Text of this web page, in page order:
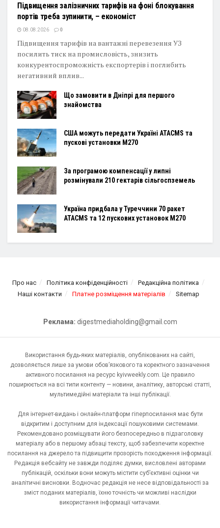
Підвищення залізничних тарифів на фоні блокування
портів треба зупинити, – економіст
08.08.2026 0
Підвищення тарифів на вантажні перевезення УЗ
посилить тиск на промисловість, знизить
конкурентоспроможність експортерів і поглибить
негативний вплив...
Що замовити в Дніпрі для першого
знайомства
США можуть передати Україні ATACMS та
пускові установки M270
За програмою компенсації у липні
розмінували 210 гектарів сільгоспземель
Україна придбала у Туреччини 70 ракет
ATACMS та 12 пускових установок M270
Про нас Політика конфіденційності
Редакційна політика
Наші контакти
Платне розміщення матеріалів Sitemap
Реклама: digestmediaholding@gmail.com
Використання будь-яких матеріалів, опублікованих на сайті,
дозволяється лише за умови обов’язкового та коректного зазначення
активного посилання на ресурс kyivweekly.com. Це правило
поширюється на всі типи контенту — новини, аналітику, авторські статті,
мультимедійні матеріали та інші публікації.
Для інтернет-видань і онлайн-платформ гіперпосилання має бути
відкритим і доступним для індексації пошуковими системами.
Рекомендовано розміщувати його безпосередньо в підзаголовку
матеріалу або в першому абзаці тексту, щоб забезпечити коректне
посилання на джерело та підвищити прозорість походження інформації.
Редакція вебсайту не завжди поділяє думки, висловлені авторами
публікацій, оскільки вони можуть містити суб’єктивні оцінки чи
аналітичні висновки. Водночас редакція не несе відповідальності за
зміст поданих матеріалів, їхню точність чи можливі наслідки
використання інформації читачами.